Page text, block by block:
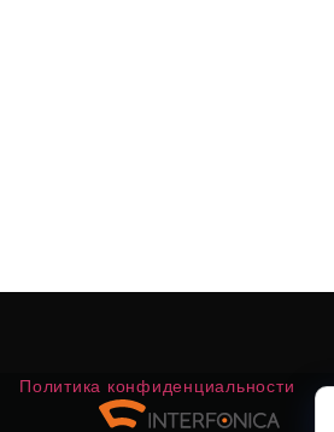
Политика конфиденциальности